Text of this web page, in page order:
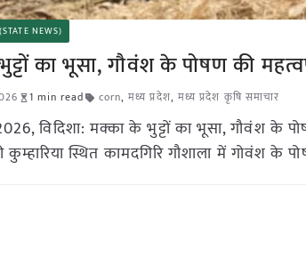
NEWS)
का भूसा, गौवंश के पोषण की
1 min read corn,मध्य प्रदेश, मध्य प्रदेश कृषि समाचार
विदिशा: मक्का के भुट्टों का भूसा, गौवंश के
स्थित कामदगिरि गौशाला में गोवंश के